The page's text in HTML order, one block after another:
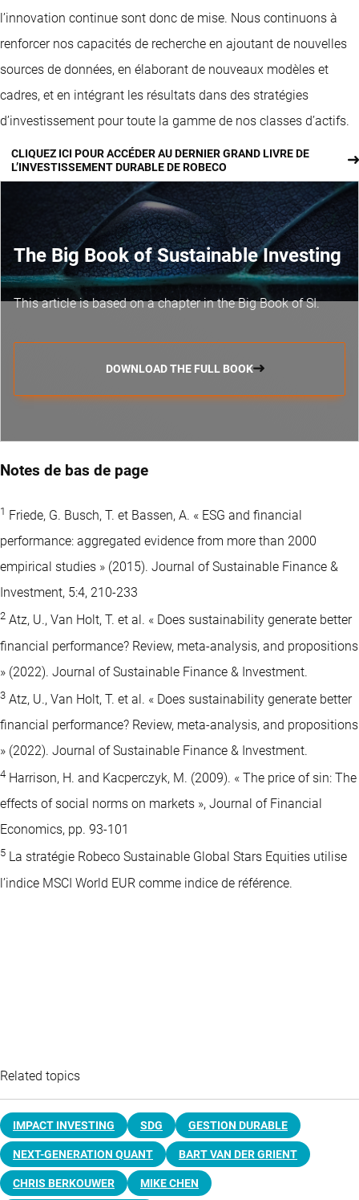
l’innovation continue sont donc de mise. Nous continuons à
renforcer nos capacités de recherche en ajoutant de nouvelles
sources de données, en élaborant de nouveaux modèles et
cadres, et en intégrant les résultats dans des stratégies
d’investissement pour toute la gamme de nos classes d’actifs.
CLIQUEZ ICI POUR ACCÉDER AU DERNIER GRAND LIVRE DE
L’INVESTISSEMENT DURABLE DE ROBECO
The Big Book of Sustainable Investing
This article is based on a chapter in the Big Book of SI.
DOWNLOAD THE FULL BOOK
Notes de bas de page
1 Friede, G. Busch, T. et Bassen, A. « ESG and financial
performance: aggregated evidence from more than 2000
empirical studies » (2015). Journal of Sustainable Finance &
Investment, 5:4, 210-233
2 Atz, U., Van Holt, T. et al. « Does sustainability generate better
financial performance? Review, meta-analysis, and propositions
» (2022). Journal of Sustainable Finance & Investment.
3 Atz, U., Van Holt, T. et al. « Does sustainability generate better
financial performance? Review, meta-analysis, and propositions
» (2022). Journal of Sustainable Finance & Investment.
4 Harrison, H. and Kacperczyk, M. (2009). « The price of sin: The
effects of social norms on markets », Journal of Financial
Economics, pp. 93-101
5 La stratégie Robeco Sustainable Global Stars Equities utilise
l’indice MSCI World EUR comme indice de référence.
Related topics
IMPACT INVESTING SDG GESTION DURABLE
NEXT-GENERATION QUANT BART VAN DER GRIENT
CHRIS BERKOUWER MIKE CHEN